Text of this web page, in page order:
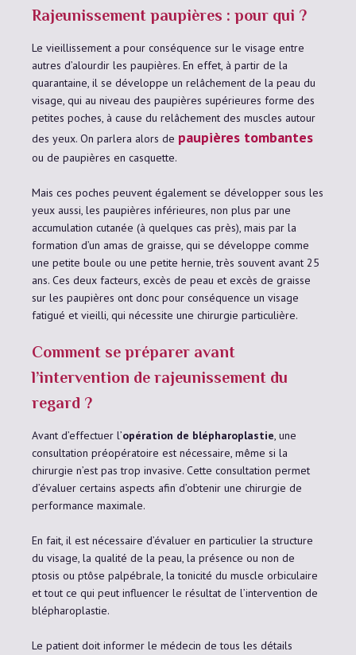
Rajeunissement paupières : pour qui ?
Le vieillissement a pour conséquence sur le visage entre
autres d’alourdir les paupières. En effet, à partir de la
quarantaine, il se développe un relâchement de la peau du
visage, qui au niveau des paupières supérieures forme des
petites poches, à cause du relâchement des muscles autour
des yeux. On parlera alors de paupières tombantes
ou de paupières en casquette.
Mais ces poches peuvent également se développer sous les
yeux aussi, les paupières inférieures, non plus par une
accumulation cutanée (à quelques cas près), mais par la
formation d’un amas de graisse, qui se développe comme
une petite boule ou une petite hernie, très souvent avant 25
ans. Ces deux facteurs, excès de peau et excès de graisse
sur les paupières ont donc pour conséquence un visage
fatigué et vieilli, qui nécessite une chirurgie particulière.
Comment se préparer avant
l’intervention de rajeunissement du
regard ?
Avant d’effectuer l’opération de blépharoplastie, une
consultation préopératoire est nécessaire, même si la
chirurgie n’est pas trop invasive. Cette consultation permet
d’évaluer certains aspects afin d’obtenir une chirurgie de
performance maximale.
En fait, il est nécessaire d’évaluer en particulier la structure
du visage, la qualité de la peau, la présence ou non de
ptosis ou ptôse palpébrale, la tonicité du muscle orbiculaire
et tout ce qui peut influencer le résultat de l’intervention de
blépharoplastie.
Le patient doit informer le médecin de tous les détails